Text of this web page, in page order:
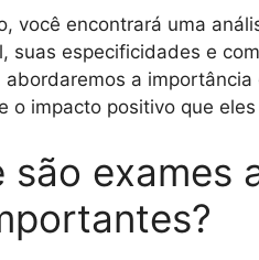
você encontrará uma
suas especificidades e
abordaremos a
o impacto positivo que
são exames